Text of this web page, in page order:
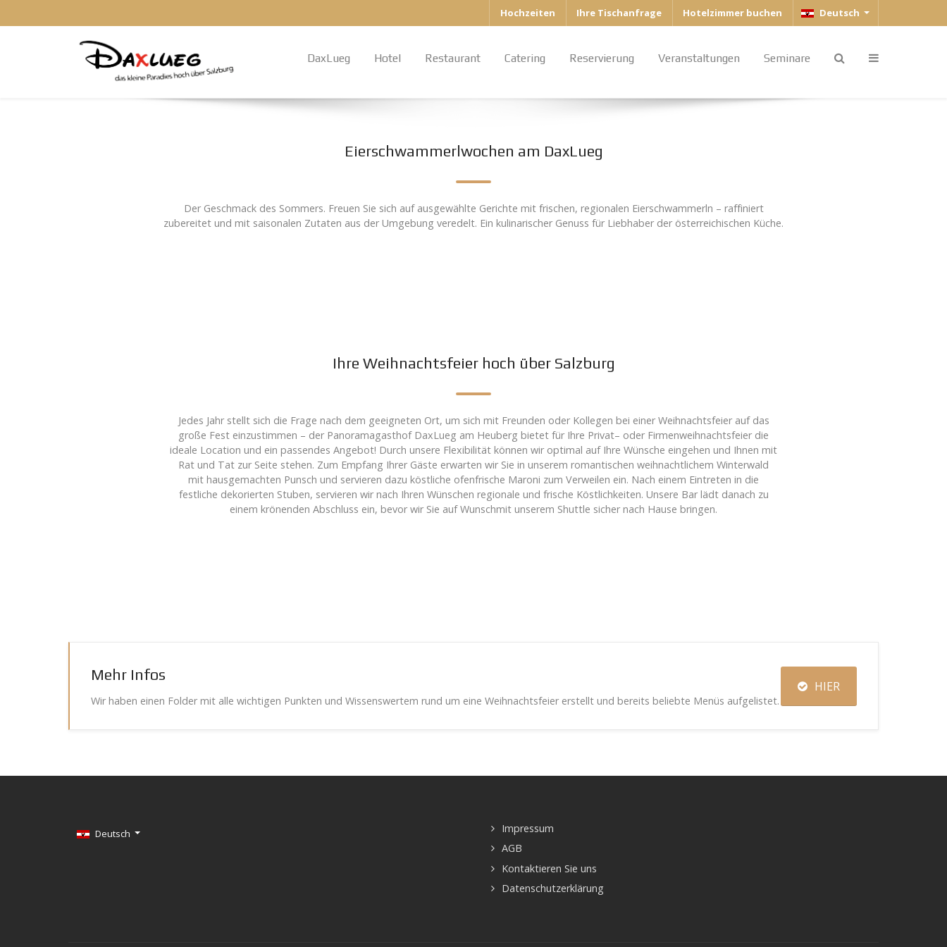
Hochzeiten Ihre Tischanfrage Hotelzimmer buchen Deutsch
DaxLueg Hotel Restaurant Catering Reservierung Veranstaltungen Seminare
Eierschwammerlwochen am DaxLueg
Der Geschmack des Sommers. Freuen Sie sich auf ausgewählte Gerichte mit frischen, regionalen Eierschwammerln – raffiniert
zubereitet und mit saisonalen Zutaten aus der Umgebung veredelt. Ein kulinarischer Genuss für Liebhaber der österreichischen Küche.
Ihre Weihnachtsfeier hoch über Salzburg
Jedes Jahr stellt sich die Frage nach dem geeigneten Ort, um sich mit Freunden oder Kollegen bei einer Weihnachtsfeier auf das
große Fest einzustimmen – der Panoramagasthof DaxLueg am Heuberg bietet für Ihre Privat– oder Firmenweihnachtsfeier die
ideale Location und ein passendes Angebot! Durch unsere Flexibilität können wir optimal auf Ihre Wünsche eingehen und Ihnen mit
Rat und Tat zur Seite stehen. Zum Empfang Ihrer Gäste erwarten wir Sie in unserem romantischen weihnachtlichem Winterwald
mit hausgemachten Punsch und servieren dazu köstliche ofenfrische Maroni zum Verweilen ein. Nach einem Eintreten in die
festliche dekorierten Stuben, servieren wir nach Ihren Wünschen regionale und frische Köstlichkeiten. Unsere Bar lädt danach zu
einem krönenden Abschluss ein, bevor wir Sie auf Wunschmit unserem Shuttle sicher nach Hause bringen.
Mehr Infos
Wir haben einen Folder mit alle wichtigen Punkten und Wissenswertem rund um eine Weihnachtsfeier erstellt und bereits beliebte Menüs aufgelistet.
HIER
Sprache auswählen
Deutsch
Impressum
AGB
Kontaktieren Sie uns
Datenschutzerklärung